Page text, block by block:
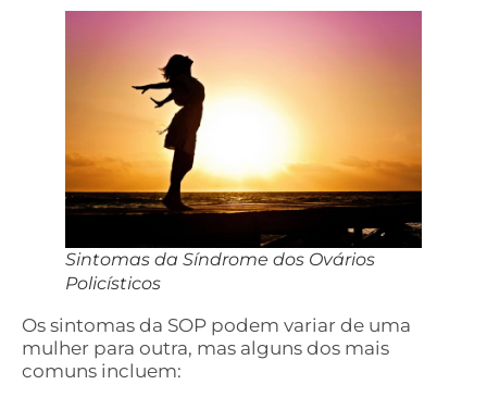
Sintomas da Síndrome dos Ovários
Policísticos
Os sintomas da SOP podem variar de uma
mulher para outra, mas alguns dos mais
comuns incluem: